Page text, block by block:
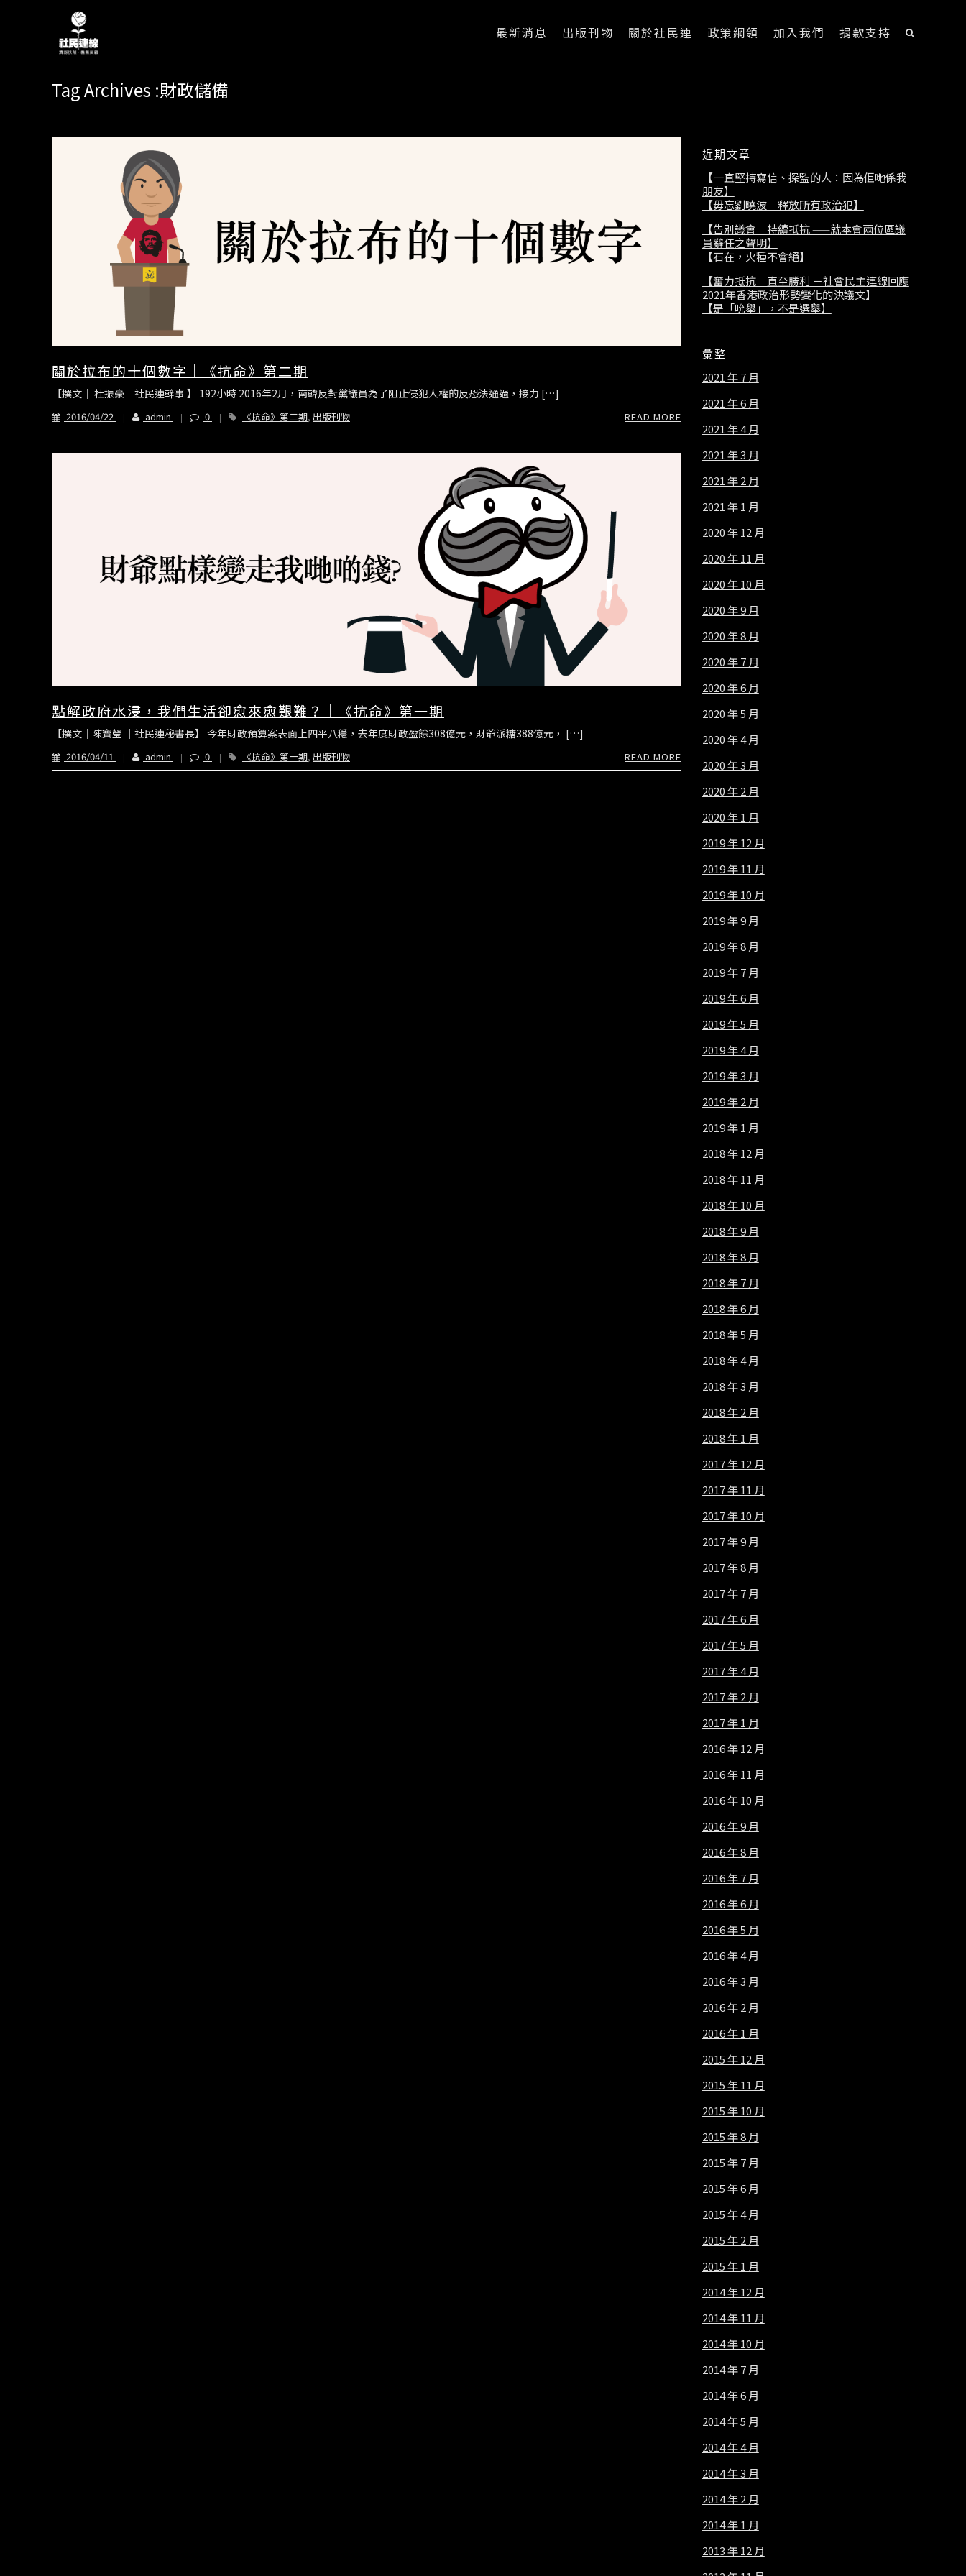
最新消息 出版刊物 關於社民連 政策綱領 加入我們 捐款支持
Tag Archives :財政儲備
關於拉布的十個數字｜《抗命》第二期
【撰文｜ 杜振豪 社民連幹事 】 192小時 2016年2月，南韓反對黨議員為了阻止侵犯人權的反恐法通過，接力 […]
2016/04/22 admin 0 《抗命》第二期, 出版刊物 READ MORE
點解政府水浸，我們生活卻愈來愈艱難？｜《抗命》第一期
【撰文｜陳寶瑩 ｜社民連秘書長】 今年財政預算案表面上四平八穩，去年度財政盈餘308億元，財爺派糖388億元， […]
2016/04/11 admin 0 《抗命》第一期, 出版刊物 READ MORE
近期文章
【一直堅持寫信、探監的人：因為佢哋係我
朋友】
【毋忘劉曉波 釋放所有政治犯】
【告別議會 持續抵抗 ——就本會兩位區議
員辭任之聲明】
【石在，火種不會絕】
【奮力抵抗 直至勝利 －社會民主連線回應
2021年香港政治形勢變化的決議文】
【是「吮舉」，不是選舉】
彙整
2021 年 7 月
2021 年 6 月
2021 年 4 月
2021 年 3 月
2021 年 2 月
2021 年 1 月
2020 年 12 月
2020 年 11 月
2020 年 10 月
2020 年 9 月
2020 年 8 月
2020 年 7 月
2020 年 6 月
2020 年 5 月
2020 年 4 月
2020 年 3 月
2020 年 2 月
2020 年 1 月
2019 年 12 月
2019 年 11 月
2019 年 10 月
2019 年 9 月
2019 年 8 月
2019 年 7 月
2019 年 6 月
2019 年 5 月
2019 年 4 月
2019 年 3 月
2019 年 2 月
2019 年 1 月
2018 年 12 月
2018 年 11 月
2018 年 10 月
2018 年 9 月
2018 年 8 月
2018 年 7 月
2018 年 6 月
2018 年 5 月
2018 年 4 月
2018 年 3 月
2018 年 2 月
2018 年 1 月
2017 年 12 月
2017 年 11 月
2017 年 10 月
2017 年 9 月
2017 年 8 月
2017 年 7 月
2017 年 6 月
2017 年 5 月
2017 年 4 月
2017 年 2 月
2017 年 1 月
2016 年 12 月
2016 年 11 月
2016 年 10 月
2016 年 9 月
2016 年 8 月
2016 年 7 月
2016 年 6 月
2016 年 5 月
2016 年 4 月
2016 年 3 月
2016 年 2 月
2016 年 1 月
2015 年 12 月
2015 年 11 月
2015 年 10 月
2015 年 8 月
2015 年 7 月
2015 年 6 月
2015 年 4 月
2015 年 2 月
2015 年 1 月
2014 年 12 月
2014 年 11 月
2014 年 10 月
2014 年 7 月
2014 年 6 月
2014 年 5 月
2014 年 4 月
2014 年 3 月
2014 年 2 月
2014 年 1 月
2013 年 12 月